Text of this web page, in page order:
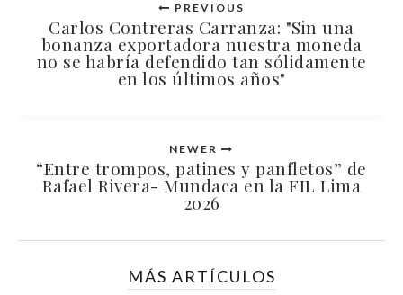
PREVIOUS
Carlos Contreras Carranza: "Sin una
bonanza exportadora nuestra moneda
no se habría defendido tan sólidamente
en los últimos años"
NEWER
“Entre trompos, patines y panfletos” de
Rafael Rivera- Mundaca en la FIL Lima
2026
MÁS ARTÍCULOS